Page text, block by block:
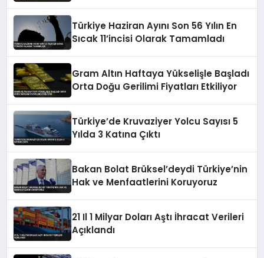
Türkiye Haziran Ayını Son 56 Yılın En
Sıcak 11’incisi Olarak Tamamladı
Gram Altın Haftaya Yükselişle Başladı
Orta Doğu Gerilimi Fiyatları Etkiliyor
Türkiye’de Kruvaziyer Yolcu Sayısı 5
Yılda 3 Katına Çıktı
Bakan Bolat Brüksel’deydi Türkiye’nin
Hak ve Menfaatlerini Koruyoruz
21 Il 1 Milyar Doları Aştı İhracat Verileri
Açıklandı